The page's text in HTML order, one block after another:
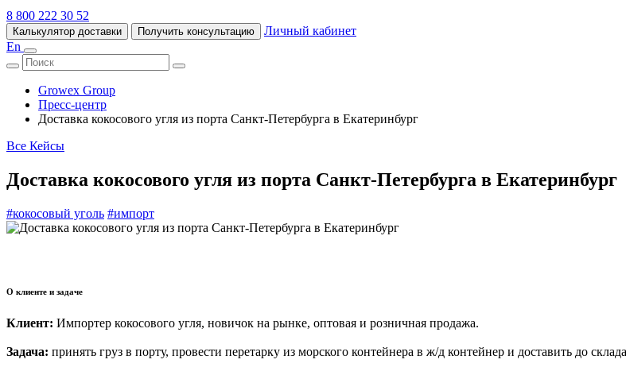
8 800 222 30 52
Калькулятор доставки Получить консультацию
Личный кабинет
En
Growex Group
Пресс-центр
Доставка кокосового угля из порта Санкт-Петербурга в Екатеринбург
Все Кейсы
Доставка кокосового угля из порта Санкт-Петербурга в Екатеринбург
#кокосовый уголь #импорт
О клиенте и задаче
Клиент: Импортер кокосового угля, новичок на рынке, оптовая и розничная продажа.
Задача: принять груз в порту, провести перетарку из морского контейнера в ж/д контейнер и доставить до